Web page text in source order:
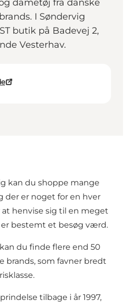
dametøj fra danske
I Søndervig
butik på Badevej 2,
Vesterhav.
kan du shoppe mange
der er noget for en hver
at henvise sig til en meget
bestemt et besøg værd.
du finde flere end 50
brands, som favner bredt
tilbage i år 1997,